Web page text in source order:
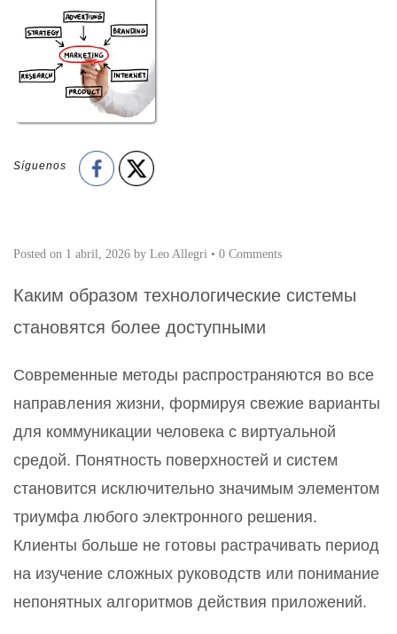
Síguenos
Posted on 1 abril, 2026 by Leo Allegri • 0 Comments
Каким образом технологические системы
становятся более доступными
Современные методы распространяются во все
направления жизни, формируя свежие варианты
для коммуникации человека с виртуальной
средой. Понятность поверхностей и систем
становится исключительно значимым элементом
триумфа любого электронного решения.
Клиенты больше не готовы растрачивать период
на изучение сложных руководств или понимание
непонятных алгоритмов действия приложений.